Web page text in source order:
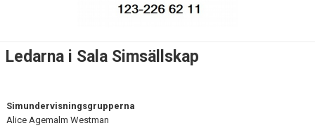
Ledarna i Sala Simsällskap
Simundervisningsgrupperna
Alice Agemalm Westman